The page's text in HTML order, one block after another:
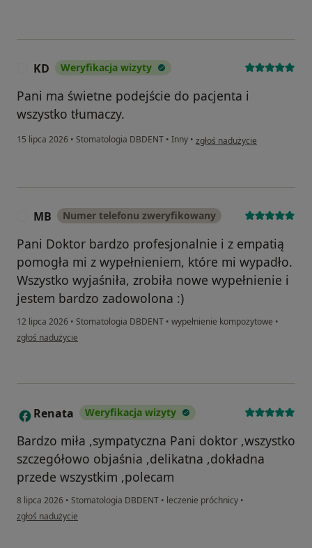
KD Weryfikacja wizyty
Pani ma świetne podejście do pacjenta i
wszystko tłumaczy.
15 lipca 2026 • Stomatologia DBDENT • Inny • w opinii użytkownika KD
zgłoś nadużycie
MB Numer telefonu zweryfikowany
Pani Doktor bardzo profesjonalnie i z empatią
pomogła mi z wypełnieniem, które mi wypadło.
Wszystko wyjaśniła, zrobiła nowe wypełnienie i
jestem bardzo zadowolona :)
12 lipca 2026 • Stomatologia DBDENT • wypełnienie kompozytowe •
w opinii użytkownika MB
zgłoś nadużycie
R Renata Weryfikacja wizyty
Bardzo miła ,sympatyczna Pani doktor ,wszystko
szczegółowo objaśnia ,delikatna ,dokładna
przede wszystkim ,polecam
8 lipca 2026 • Stomatologia DBDENT • leczenie próchnicy •
w opinii użytkownika Renata
zgłoś nadużycie